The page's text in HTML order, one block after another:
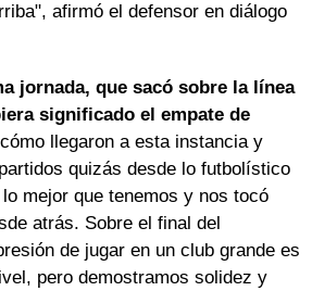
afirmó el defensor en diálogo
jornada, que sacó sobre la línea
significado el empate de
llegaron a esta instancia y
quizás desde lo futbolístico
mejor que tenemos y nos tocó
atrás. Sobre el final del
de jugar en un club grande es
pero demostramos solidez y